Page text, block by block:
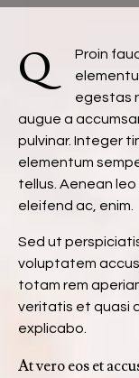
Q
Proin
egestas
augue a
pulvinar. Integer
elementum
tellus. Aenean
eleifend ac, enim.
Sed ut
voluptatem
totam rem
veritatis et quasi
explicabo.
At vero eos et